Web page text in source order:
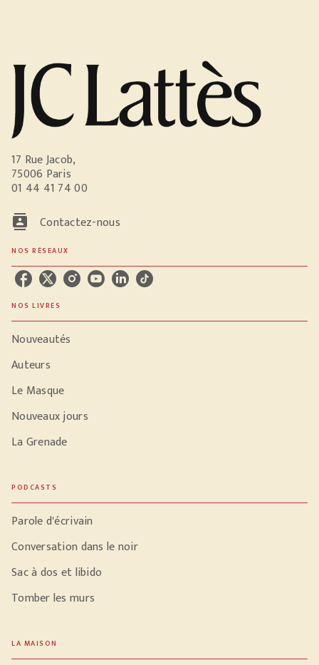
17 Rue Jacob,
75006 Paris
01 44 41 74 00
contacts Contactez-nous
NOS RÉSEAUX
NOS LIVRES
Nouveautés
Auteurs
Le Masque
Nouveaux jours
La Grenade
PODCASTS
Parole d'écrivain
Conversation dans le noir
Sac à dos et libido
Tomber les murs
LA MAISON